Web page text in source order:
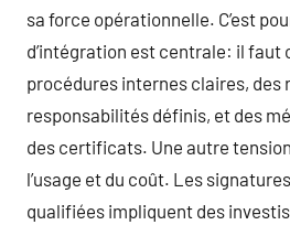
sa force opérationnelle. C’est
d’intégration est centrale: il faut
procédures internes claires, des
responsabilités définis, et des
des certificats. Une autre
l’usage et du coût. Les
qualifiées impliquent des